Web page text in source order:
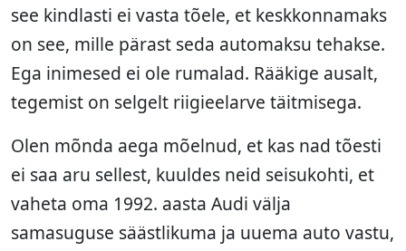
see kindlasti ei vasta tõele, et keskkonnamaks
on see, mille pärast seda automaksu tehakse.
Ega inimesed ei ole rumalad. Rääkige ausalt,
tegemist on selgelt riigieelarve täitmisega.
Olen mõnda aega mõelnud, et kas nad tõesti
ei saa aru sellest, kuuldes neid seisukohti, et
vaheta oma 1992. aasta Audi välja
samasuguse säästlikuma ja uuema auto vastu,